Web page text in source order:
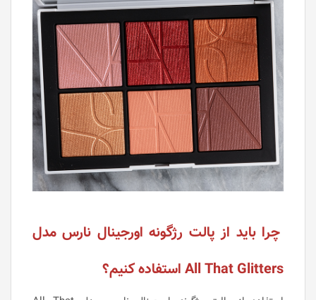
چرا باید از پالت رژگونه اورجینال نارس مدل
All That Glitters استفاده کنیم؟